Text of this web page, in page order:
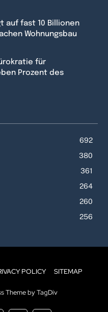
auf fast 10 Billionen
Wohnungsbau
für
Prozent des
692
380
361
264
260
256
POLICY SITEMAP
Theme by TagDiv